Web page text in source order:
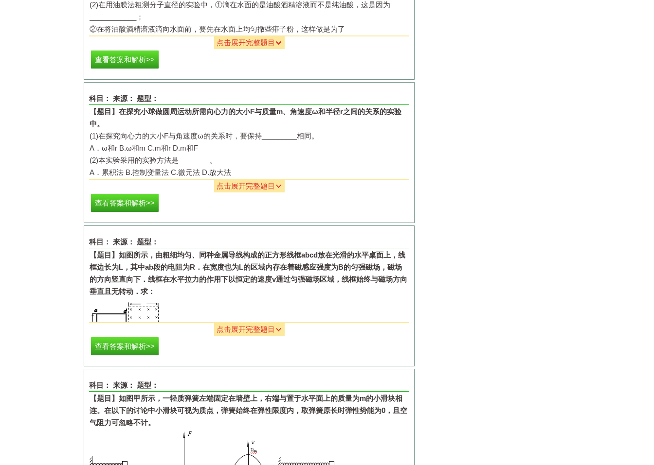
（1）求电子在 M
（2）写出电子在M、N间作匀速圆周运动的轨迹半径r与L1、L2及 y之间的关系式；
间作匀速圆周运动的轨迹半径r ，求电子的比荷；
（4）根据该小组同学的探索，请提出估算电子比荷的其他方案及需要测量的物理量．
(2)在用油膜法粗测分子直径的实验中，①滴在水面的是油酸酒精溶液而不是纯油酸，这是因为
；
②在将油酸酒精溶液滴向水面前，要先在水面上均匀撒些痱子粉，这样做是为了
(3)如图反映“用油膜法估测分子的大小”实验中的
____________（用符号表示）。
(4)在做“用油膜法估测分子大小”的实验中，已知实验室中使用的油酸酒精溶液的体积浓度为
滴管测得N 滴这种油酸酒精溶液的总体积为 V ，将一滴这种溶液滴在浅盘中的水面上，在玻璃板上描
出油膜的边界线，再把玻璃板放在画有边长为
正方形个数为x。
①用以上字母表示油酸分子直径的大小d=________；
②从图中数得油膜占有的小正方形个数为x=_____________。
点击展开完整题目
查看答案和解析>>
科目： 来源： 题型：
【题目】 在探究小球做圆周运动所需向心力的大小F与质量m、角速度ω和半径r之间的关系的实验
中。
(1)在探究向心力的大小F与角速度ω的关系时，要保持
相同。
A ． ω和r B.ω和m C.m和r D.m和F
(2)本实验采用的实验方法是
。
A ．累积法 B.控制变量法 C.微元法 D.放大法
甲同学在进行如图甲所示的实验，他是在研究向心力的大小
的正确结果是______________
(4)乙同学把两小球都换为钢球，且质量相等，如图乙所示，实验中观察到标尺上黑白相间的等分格
半径之比为_______ 。
点击展开完整题目
查看答案和解析>>
科目： 来源： 题型：
【题目】 如图所示，由粗细均匀、同种金属导线构成的正方形线框abcd放在光滑的水平桌面上，线
框边长为L ，其中ab段的电阻为R ．在宽度也为L的区域内存在着磁感应强度为B的匀强磁场，磁场
的方向竖直向下．线框在水平拉力的作用下以恒定的速度v通过匀强磁场区域，线框始终与磁场方向
垂直且无转动．求：
（1）在线框的cd边刚进入磁场时，
（2）为维持线框匀速运动，水平拉力的大小F；
（ 3）在线框通过磁场的整个过程中，
点击展开完整题目
查看答案和解析>>
科目： 来源： 题型：
【题目】 如图甲所示，一轻质弹簧左端固定在墙壁上，右端与置于水平面上的质量为m的小滑块相
连。在以下的讨论中小滑块可视为质点，弹簧始终在弹性限度内，取弹簧原长时弹性势能为0 ，且空
气阻力可忽略不计。